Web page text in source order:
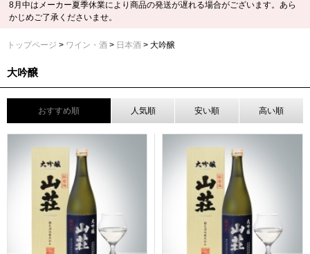
8月中はメーカー夏季休業により商品の発送が遅れる場合がございます。あら
かじめご了承くださいませ。
トップページ ワイン・酒 日本酒 大吟醸
大吟醸
おすすめ順 人気順 安い順 高い順